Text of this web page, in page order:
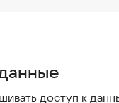
Воровка -
уровень Здоровья
доступ к